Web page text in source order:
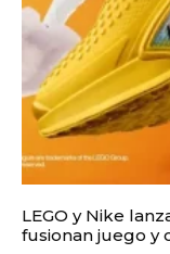
LEGO y Nike
fusionan juego y